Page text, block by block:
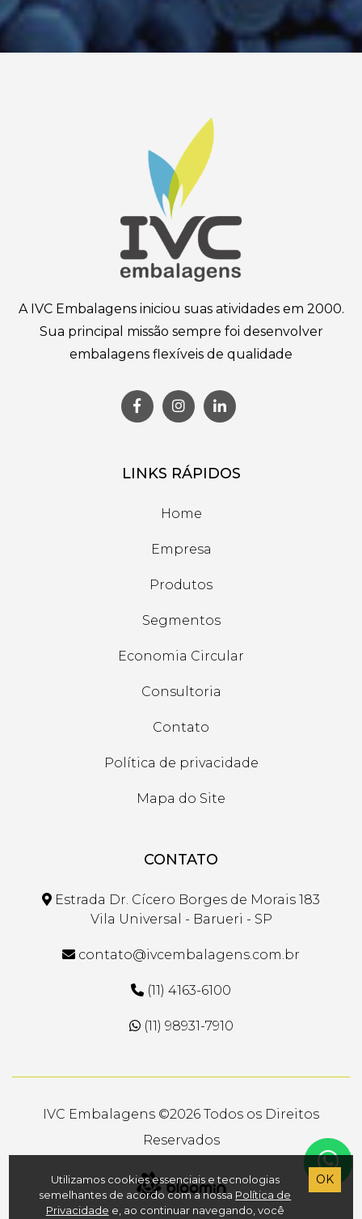
A IVC Embalagens iniciou suas atividades em 2000.
Sua principal missão sempre foi desenvolver
embalagens flexíveis de qualidade
LINKS RÁPIDOS
Home
Empresa
Produtos
Segmentos
Economia Circular
Consultoria
Contato
Política de privacidade
Mapa do Site
CONTATO
Estrada Dr. Cícero Borges de Morais 183
Vila Universal - Barueri - SP
contato@ivcembalagens.com.br
(11) 4163-6100
(11) 98931-7910
IVC Embalagens ©2026 Todos os Direitos
Reservados
Utilizamos cookies essenciais e tecnologias
semelhantes de acordo com a nossa Política de
Privacidade e, ao continuar navegando, você
OK